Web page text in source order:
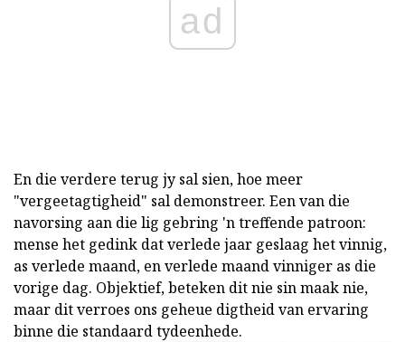
ad
En die verdere terug jy sal sien, hoe meer
"vergeetagtigheid" sal demonstreer. Een van die
navorsing aan die lig gebring 'n treffende patroon:
mense het gedink dat verlede jaar geslaag het vinnig,
as verlede maand, en verlede maand vinniger as die
vorige dag. Objektief, beteken dit nie sin maak nie,
maar dit verroes ons geheue digtheid van ervaring
binne die standaard tydeenhede.